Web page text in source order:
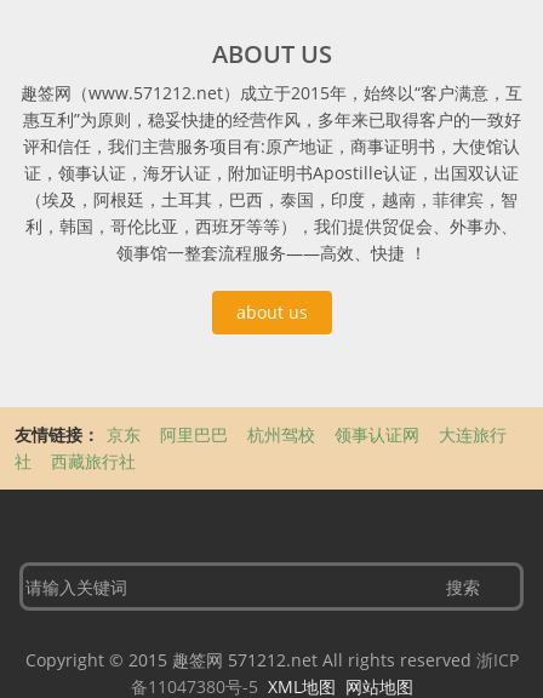
ABOUT US
趣签网（www.571212.net）成立于2015年，始终以“客户满意，互
惠互利”为原则，稳妥快捷的经营作风，多年来已取得客户的一致好
评和信任，我们主营服务项目有:原产地证，商事证明书，大使馆认
证，领事认证，海牙认证，附加证明书Apostille认证，出国双认证
（埃及，阿根廷，土耳其，巴西，泰国，印度，越南，菲律宾，智
利，韩国，哥伦比亚，西班牙等等），我们提供贸促会、外事办、
领事馆一整套流程服务——高效、快捷 ！
about us
友情链接： 京东 阿里巴巴 杭州驾校 领事认证网
大连旅行
社
西藏旅行社
Copyright © 2015 趣签网 571212.net All rights reserved 浙ICP
备11047380号-5 XML地图 网站地图